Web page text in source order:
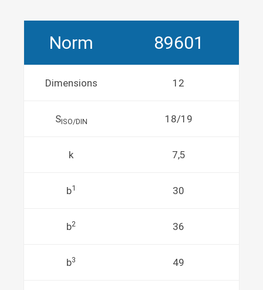
Norm 89601
Dimensions 12
SISO/DIN 18/19
k 7,5
b1 30
b2 36
b3 49